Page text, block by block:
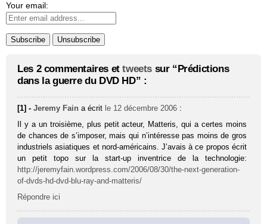
Your email:
Les 2 commentaires ettweets sur “Prédictions
dans la guerre du DVD HD” :
[1] -Jeremy Fain a écrit le 12 décembre 2006 :
Il y a un troisième, plus petit acteur, Matteris, qui a certes moins
de chances de s’imposer, mais qui n’intéresse pas moins de gros
industriels asiatiques et nord-américains. J’avais à ce propos écrit
un petit topo sur la start-up inventrice de la technologie:
http://jeremyfain.wordpress.com/2006/08/30/the-next-generation-
of-dvds-hd-dvd-blu-ray-and-matteris/
Répondre ici